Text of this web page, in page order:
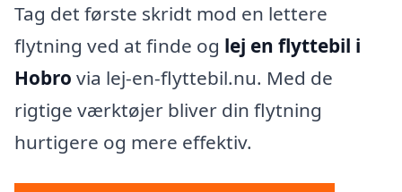
Tag det første skridt mod en lettere
flytning ved at finde og lej en flyttebil i
Hobro via lej-en-flyttebil.nu. Med de
rigtige værktøjer bliver din flytning
hurtigere og mere effektiv.